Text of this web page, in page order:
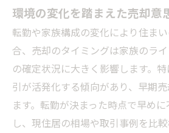
環境の変化を踏まえた売却意
転勤や家族構成の変化により住ま
合、売却のタイミングは家族のラ
の確定状況に大きく影響します。
引が活発化する傾向があり、早期
ます。転勤が決まった時点で早め
し、現住居の相場や取引事例を比